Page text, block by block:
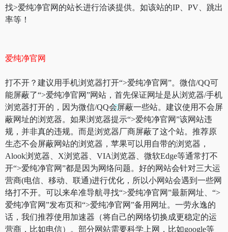
找>爱纯净官网的站长进行洽谈提供。如该站的IP、PV、跳出
率等！
爱纯净官网
打不开？建议用手机浏览器打开“>爱纯净官网”。微信/QQ可
能屏蔽了“>爱纯净官网”网站，首先保证网址是从浏览器/手机
浏览器打开的，因为微信/QQ会屏蔽一些站。建议使用不会屏
蔽网址的浏览器。如果浏览器提示“>爱纯净官网”该网站违
规，并非真的违规。而是浏览器厂商屏蔽了这个站。推荐原
生态不会屏蔽网站的浏览器，苹果可以用自带的浏览器，
Alook浏览器、X浏览器、VIA浏览器、微软Edge等通常打不
开“>爱纯净官网”都是因为网络问题。好的网站会针对三大运
营商(电信、移动、联通)进行优化，所以小网站会遇到一些网
络打不开。可以来牟准导航寻找“>爱纯净官网”最新网址、“>
爱纯净官网”发布页和“>爱纯净官网”备用网址。一劳永逸的
话，我们推荐使用加速器（将自己的网络切换成更稳定的运
营商，比如电信）。部分网站需要科学上网，比如google等